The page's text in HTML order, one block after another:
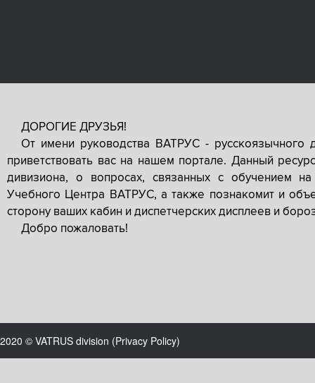
ДОРОГИЕ ДРУЗЬЯ!
От имени руководства ВАТРУС -
приветствовать вас на нашем портале. Данный
дивизиона, о вопросах, связанных с обучением
Учебного Центра ВАТРУС, а также познакомит и
сторону ваших кабин и диспетчерских дисплеев и
Добро пожаловать!
2020 © VATRUS division (Privacy Policy)